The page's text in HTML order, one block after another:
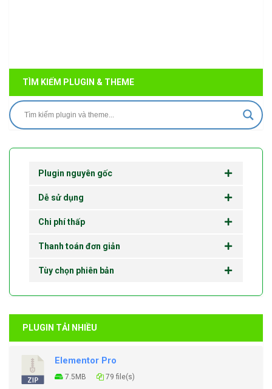
TÌM KIẾM PLUGIN & THEME
Plugin nguyên gốc
Dễ sử dụng
Chi phí thấp
Thanh toán đơn giản
Tùy chọn phiên bản
PLUGIN TẢI NHIỀU
Elementor Pro
7.5MB 79 file(s)